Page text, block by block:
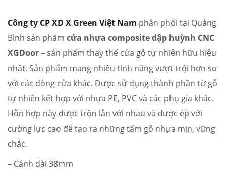
Công ty CP XD X Green Việt Nam phân phối tại Quảng
Bình sản phẩm cửa nhựa composite dập huỳnh CNC
XGDoor – sản phẩm thay thế cửa gỗ tự nhiên hữu hiệu
nhất. Sản phẩm mang nhiều tính năng vượt trội hơn so
với các dòng cửa khác. Được sử dụng thành phần từ gỗ
tự nhiên kết hợp với nhựa PE, PVC và các phụ gia khác.
Hỗn hợp này được trộn lẫn với nhau và được ép với
cường lực cao để tạo ra những tấm gỗ nhựa mịn, vững
chắc.
– Cánh dài 38mm